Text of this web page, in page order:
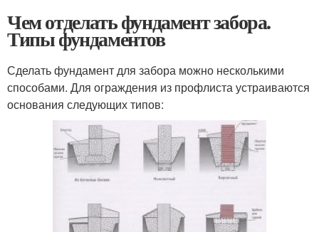
Чем отделать фундамент забора.
Типы фундаментов
Сделать фундамент для забора можно несколькими
способами. Для ограждения из профлиста устраиваются
основания следующих типов: